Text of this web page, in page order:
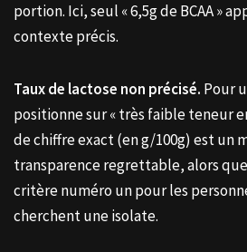
portion. Ici, seul « 6,5g de BCAA »
contexte précis.
Taux de lactose non précisé. Pour
positionne sur « très faible teneur
de chiffre exact (en g/100g) est un
transparence regrettable, alors
critère numéro un pour les
cherchent une isolate.